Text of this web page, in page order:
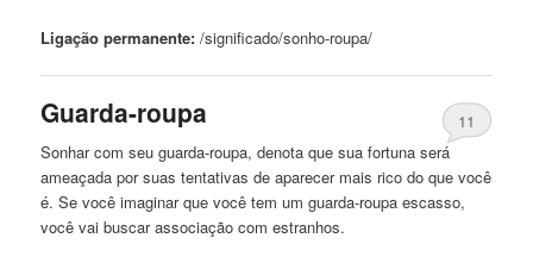
Ligação permanente: /significado/sonho-roupa/
Guarda-roupa
11
Sonhar com seu guarda-roupa, denota que sua fortuna será
ameaçada por suas tentativas de aparecer mais rico do que você
é. Se você imaginar que você tem um guarda-roupa escasso,
você vai buscar associação com estranhos.